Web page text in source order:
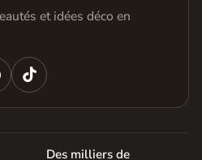
et idées déco en
Des milliers de